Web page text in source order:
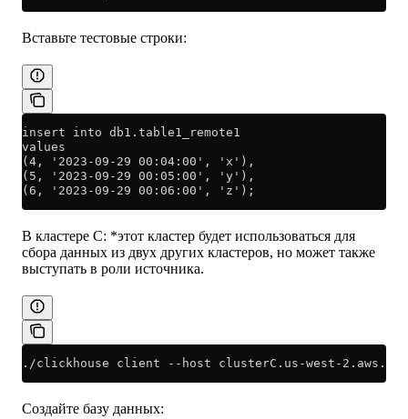
Вставьте тестовые строки:
insert into db1.table1_remote1
values
(4, '2023-09-29 00:04:00', 'x'),
(5, '2023-09-29 00:05:00', 'y'),
(6, '2023-09-29 00:06:00', 'z');
В кластере C: *этот кластер будет использоваться для
сбора данных из двух других кластеров, но может также
выступать в роли источника.
./clickhouse client --host clusterC.us-west-
Создайте базу данных: